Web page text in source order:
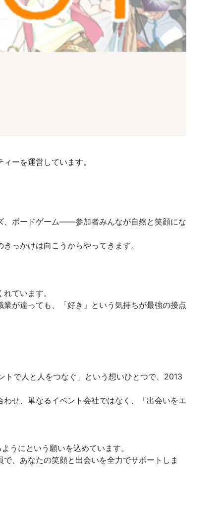
ーを運営しています。
、ボードゲーム——参加者みんなが自然と笑顔にな
っかけは向こうからやってきます。
ています。
が違っても、「好き」という気持ちが最強の接点
で人と人をつなぐ」という想いひとつで、2013
せ、単なるイベント会社ではなく、「出会いをエ
うにという願いを込めています。
、あなたの笑顔と出会いを全力でサポートしま